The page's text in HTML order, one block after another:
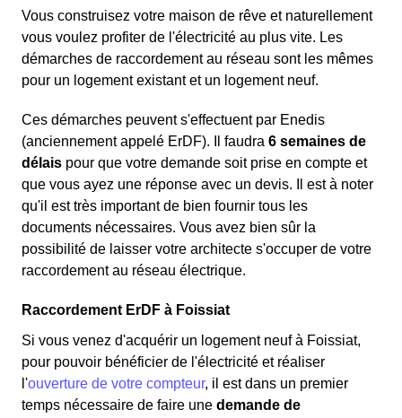
Vous construisez votre maison de rêve et naturellement
vous voulez profiter de l'électricité au plus vite. Les
démarches de raccordement au réseau sont les mêmes
pour un logement existant et un logement neuf.
Ces démarches peuvent s'effectuent par Enedis
(anciennement appelé ErDF). Il faudra 6 semaines de
délais pour que votre demande soit prise en compte et
que vous ayez une réponse avec un devis. Il est à noter
qu'il est très important de bien fournir tous les
documents nécessaires. Vous avez bien sûr la
possibilité de laisser votre architecte s'occuper de votre
raccordement au réseau électrique.
Raccordement ErDF à Foissiat
Si vous venez d'acquérir un logement neuf à Foissiat,
pour pouvoir bénéficier de l'électricité et réaliser
l'ouverture de votre compteur, il est dans un premier
temps nécessaire de faire une demande de